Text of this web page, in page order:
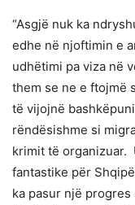
“Asgjë nuk ka
edhe në njoftimin e
udhëtimi pa viza në
them se ne e ftojmë
të vijojnë
rëndësishme si
krimit të organizuar.
fantastike për
ka pasur një